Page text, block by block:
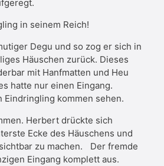
in seinem Reich!
Degu und so zog er sich in
Häuschen zurück. Dieses
mit Hanfmatten und Heu
hatte nur einen Eingang.
Eindringling kommen sehen.
Herbert drückte sich
Ecke des Häuschens und
zu machen. Der fremde
Eingang komplett aus.